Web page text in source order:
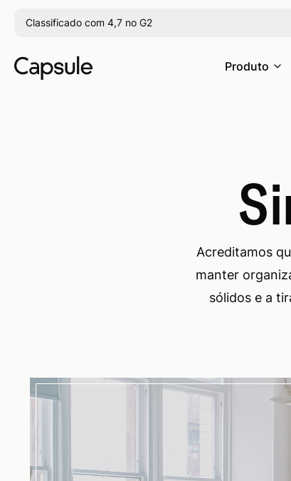
Classificado com 4,7 no G2
Produto
Acreditamos
manter
sólidos e a